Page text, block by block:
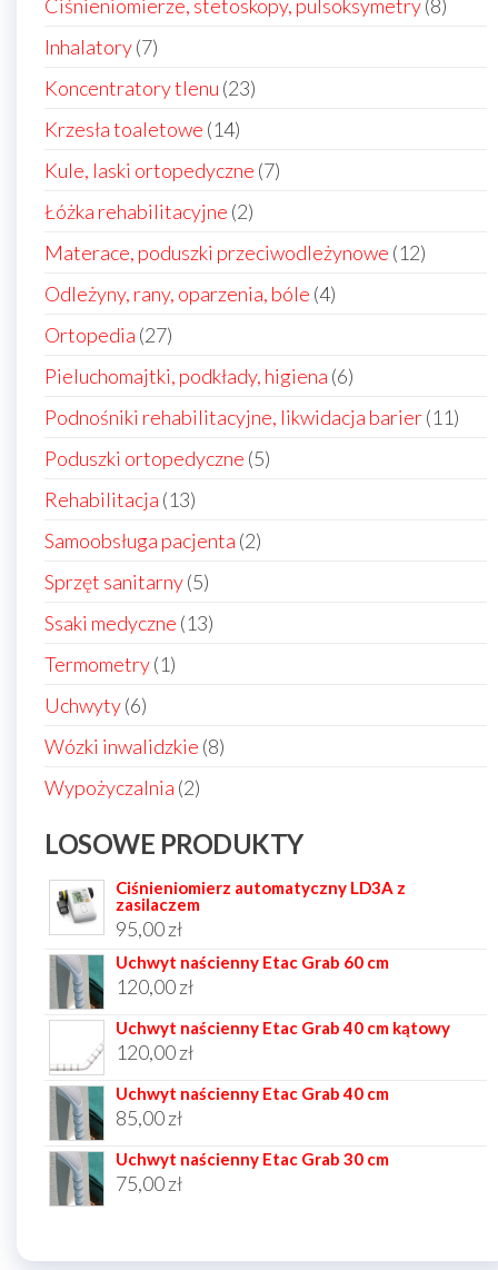
Ciśnieniomierze, stetoskopy, pulsoksymetry 8
Inhalatory 77
produktów
Koncentratory tlenu 2323
Krzesła toaletowe 1414
produktów
Kule, laski ortopedyczne 77
Łóżka rehabilitacyjne 22
produkty
Materace, poduszki przeciwodleżynowe 1212
Odleżyny, rany, oparzenia, bóle 44
Ortopedia 2727
produktów
Pieluchomajtki, podkłady, higiena 66
produktów
Podnośniki rehabilitacyjne, likwidacja barier 1111
Poduszki ortopedyczne 55
Rehabilitacja 1313
produktów
Samoobsługa pacjenta 22
Sprzęt sanitarny 55
produktów
Ssaki medyczne 1313
Termometry 11
Uchwyty 66
produktów
Wózki inwalidzkie 88
Wypożyczalnia 22
LOSOWE PRODUKTY
Ciśnieniomierz automatyczny LD3A z
zasilaczem
95,00zł
Uchwyt naścienny Etac Grab 60 cm
120,00zł
Uchwyt naścienny Etac Grab 40 cm kątowy
120,00zł
Uchwyt naścienny Etac Grab 40 cm
85,00zł
Uchwyt naścienny Etac Grab 30 cm
75,00zł